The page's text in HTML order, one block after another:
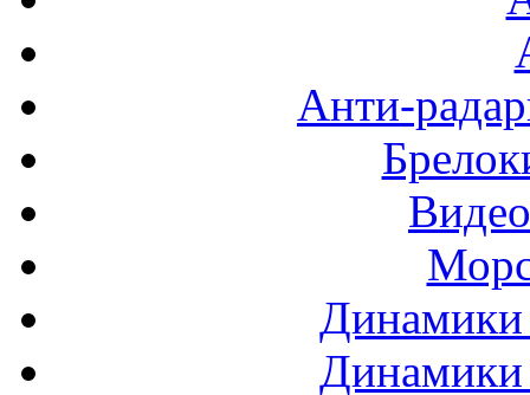
Анти-
Динамики
Динамики